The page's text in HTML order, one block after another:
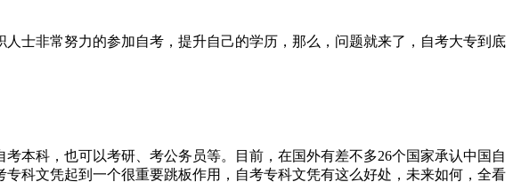
士非常努力的参加自考，提升自己的学历，那么，问题就来了，自考大专到底
本科，也可以考研、考公务员等。目前，在国外有差不多26个国家承认中国自
科文凭起到一个很重要跳板作用，自考专科文凭有这么好处，未来如何，全看